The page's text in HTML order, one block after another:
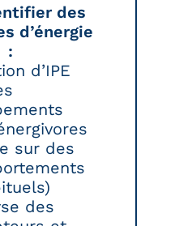
des
d’énergie
:
d’IPE
sur des
des